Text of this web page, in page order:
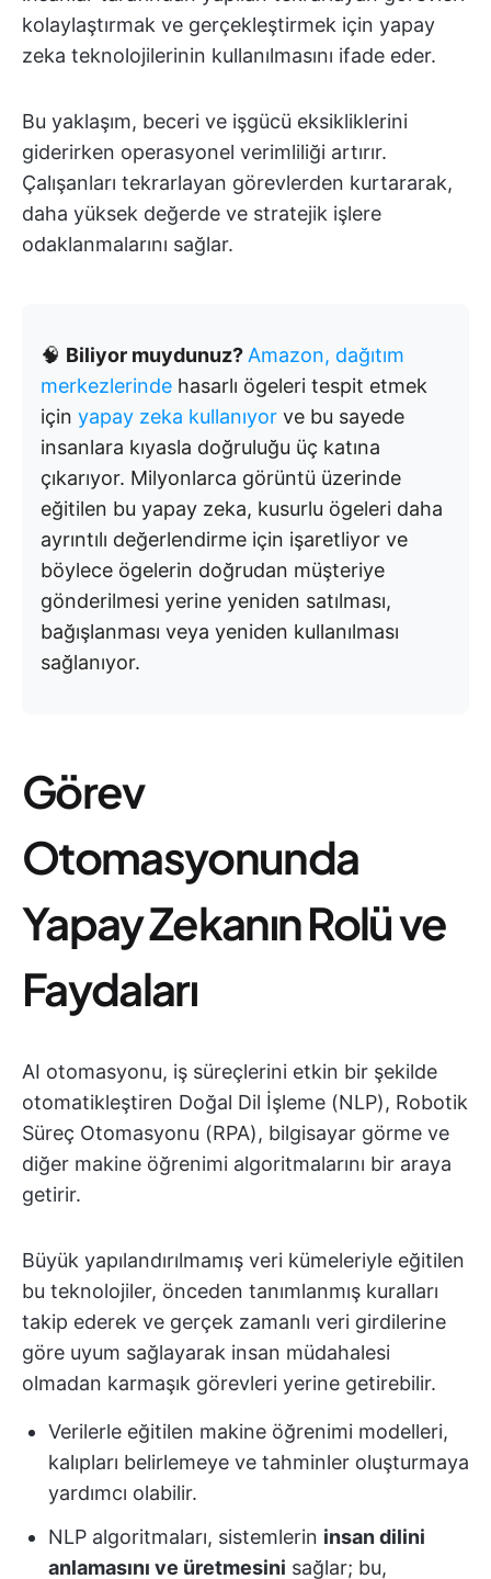
kolaylaştırmak ve gerçekleştirmek için yapay
zeka teknolojilerinin kullanılmasını ifade eder.
Bu yaklaşım, beceri ve işgücü eksikliklerini
giderirken operasyonel verimliliği artırır.
Çalışanları tekrarlayan görevlerden kurtararak,
daha yüksek değerde ve stratejik işlere
odaklanmalarını sağlar.
🧠 Biliyor muydunuz? Amazon, dağıtım
merkezlerinde hasarlı ögeleri tespit etmek
için yapay zeka kullanıyor ve bu sayede
insanlara kıyasla doğruluğu üç katına
çıkarıyor. Milyonlarca görüntü üzerinde
eğitilen bu yapay zeka, kusurlu ögeleri daha
ayrıntılı değerlendirme için işaretliyor ve
böylece ögelerin doğrudan müşteriye
gönderilmesi yerine yeniden satılması,
bağışlanması veya yeniden kullanılması
sağlanıyor.
Görev
Otomasyonunda
Yapay Zekanın Rolü ve
Faydaları
AI otomasyonu, iş süreçlerini etkin bir şekilde
otomatikleştiren Doğal Dil İşleme (NLP), Robotik
Süreç Otomasyonu (RPA), bilgisayar görme ve
diğer makine öğrenimi algoritmalarını bir araya
getirir.
Büyük yapılandırılmamış veri kümeleriyle eğitilen
bu teknolojiler, önceden tanımlanmış kuralları
takip ederek ve gerçek zamanlı veri girdilerine
göre uyum sağlayarak insan müdahalesi
olmadan karmaşık görevleri yerine getirebilir.
Verilerle eğitilen makine öğrenimi modelleri,
kalıpları belirlemeye ve tahminler oluşturmaya
yardımcı olabilir.
NLP algoritmaları, sistemlerin insan dilini
anlamasını ve üretmesini sağlar; bu,